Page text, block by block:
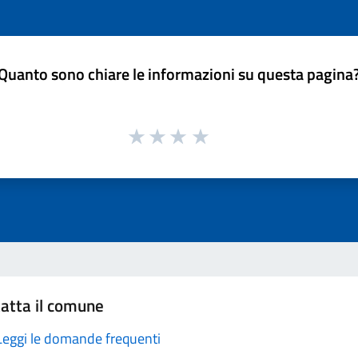
sono chiare le informazioni su questa
il comune
le domande frequenti